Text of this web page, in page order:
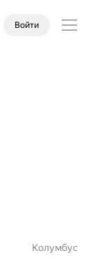
Войти
Колумбус